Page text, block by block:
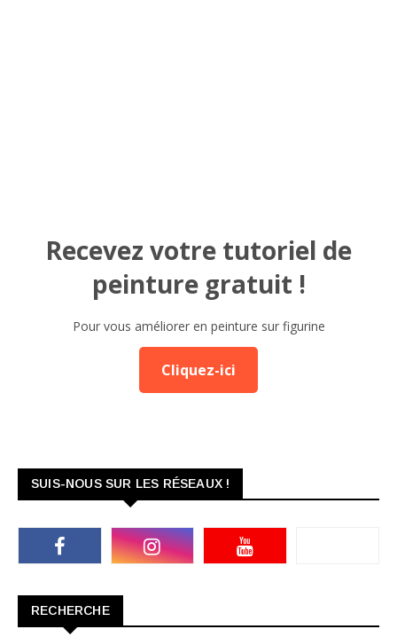
Recevez votre tutoriel de
peinture gratuit !
Pour vous améliorer en peinture sur figurine
Cliquez-ici
SUIS-NOUS SUR LES RÉSEAUX !
RECHERCHE